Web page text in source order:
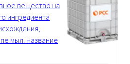
вещество на
ингредиента
мыл. Название